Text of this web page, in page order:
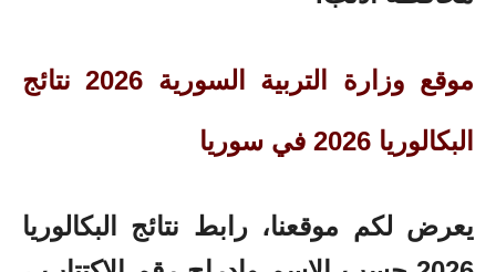
موقع وزارة التربية السورية 2026 نتائج
البكالوريا 2026 في سوريا
يعرض لكم موقعنا، رابط نتائج البكالوريا